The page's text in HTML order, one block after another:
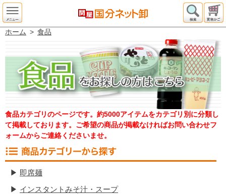
ホーム > 食品
食品カテゴリのページです。約5000アイテムをカテゴリ別に分類し
て掲載しております。ご希望の商品が掲載なければお問い合わせフ
ォームからご連絡くださいませ。
▶ 即席麺
▶ インスタントみそ汁・スープ